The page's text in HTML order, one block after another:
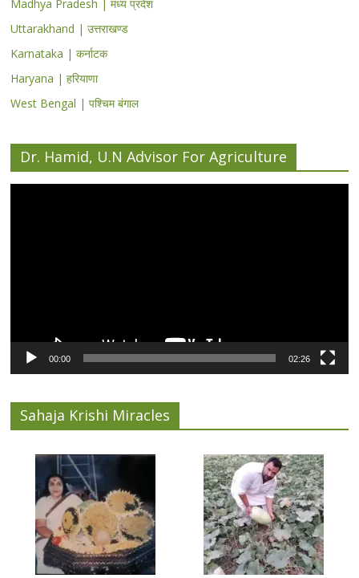
Madhya Pradesh | मध्य प्रदेश
Uttarakhand | उत्तराखण्ड
Karnataka | कर्नाटक
Haryana | हरियाणा
West Bengal | पश्चिम बंगाल
Dr. Hamid, U.N Advisor For Agriculture
00:00 02:26
Sahaja Krishi Miracles